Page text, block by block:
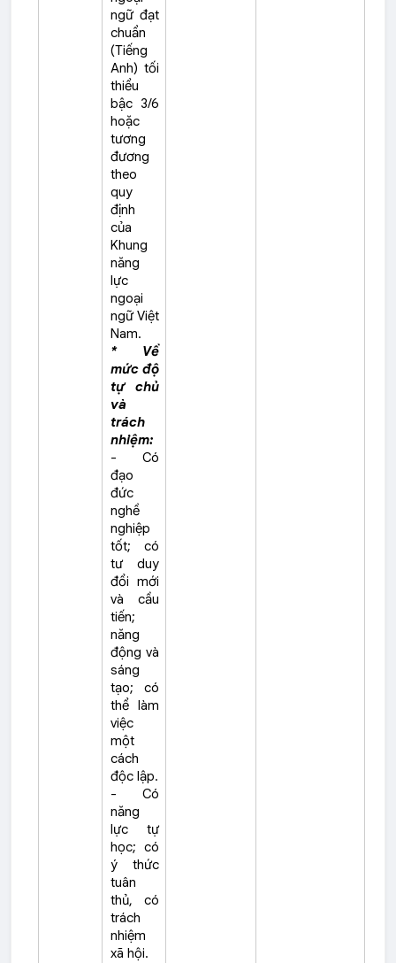
ngữ đạt
chuẩn
(Tiếng
Anh) tối
thiểu
bậc 3/6
hoặc
tương
đương
theo
quy
định
của
Khung
năng
lực
ngoại
ngữ Việt
Nam.
* Về
mức độ
tự chủ
và
trách
nhiệm:
- Có
đạo
đức
nghề
nghiệp
tốt; có
tư duy
đổi mới
và cầu
tiến;
năng
động và
sáng
tạo; có
thể làm
việc
một
cách
độc lập.
- Có
năng
lực tự
học; có
ý thức
tuân
thủ, có
trách
nhiệm
xã hội.